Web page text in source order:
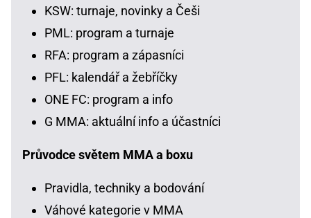
KSW: turnaje, novinky a Češi
PML: program a turnaje
RFA: program a zápasníci
PFL: kalendář a žebříčky
ONE FC: program a info
G MMA: aktuální info a účastníci
Průvodce světem MMA a boxu
Pravidla, techniky a bodování
Váhové kategorie v MMA